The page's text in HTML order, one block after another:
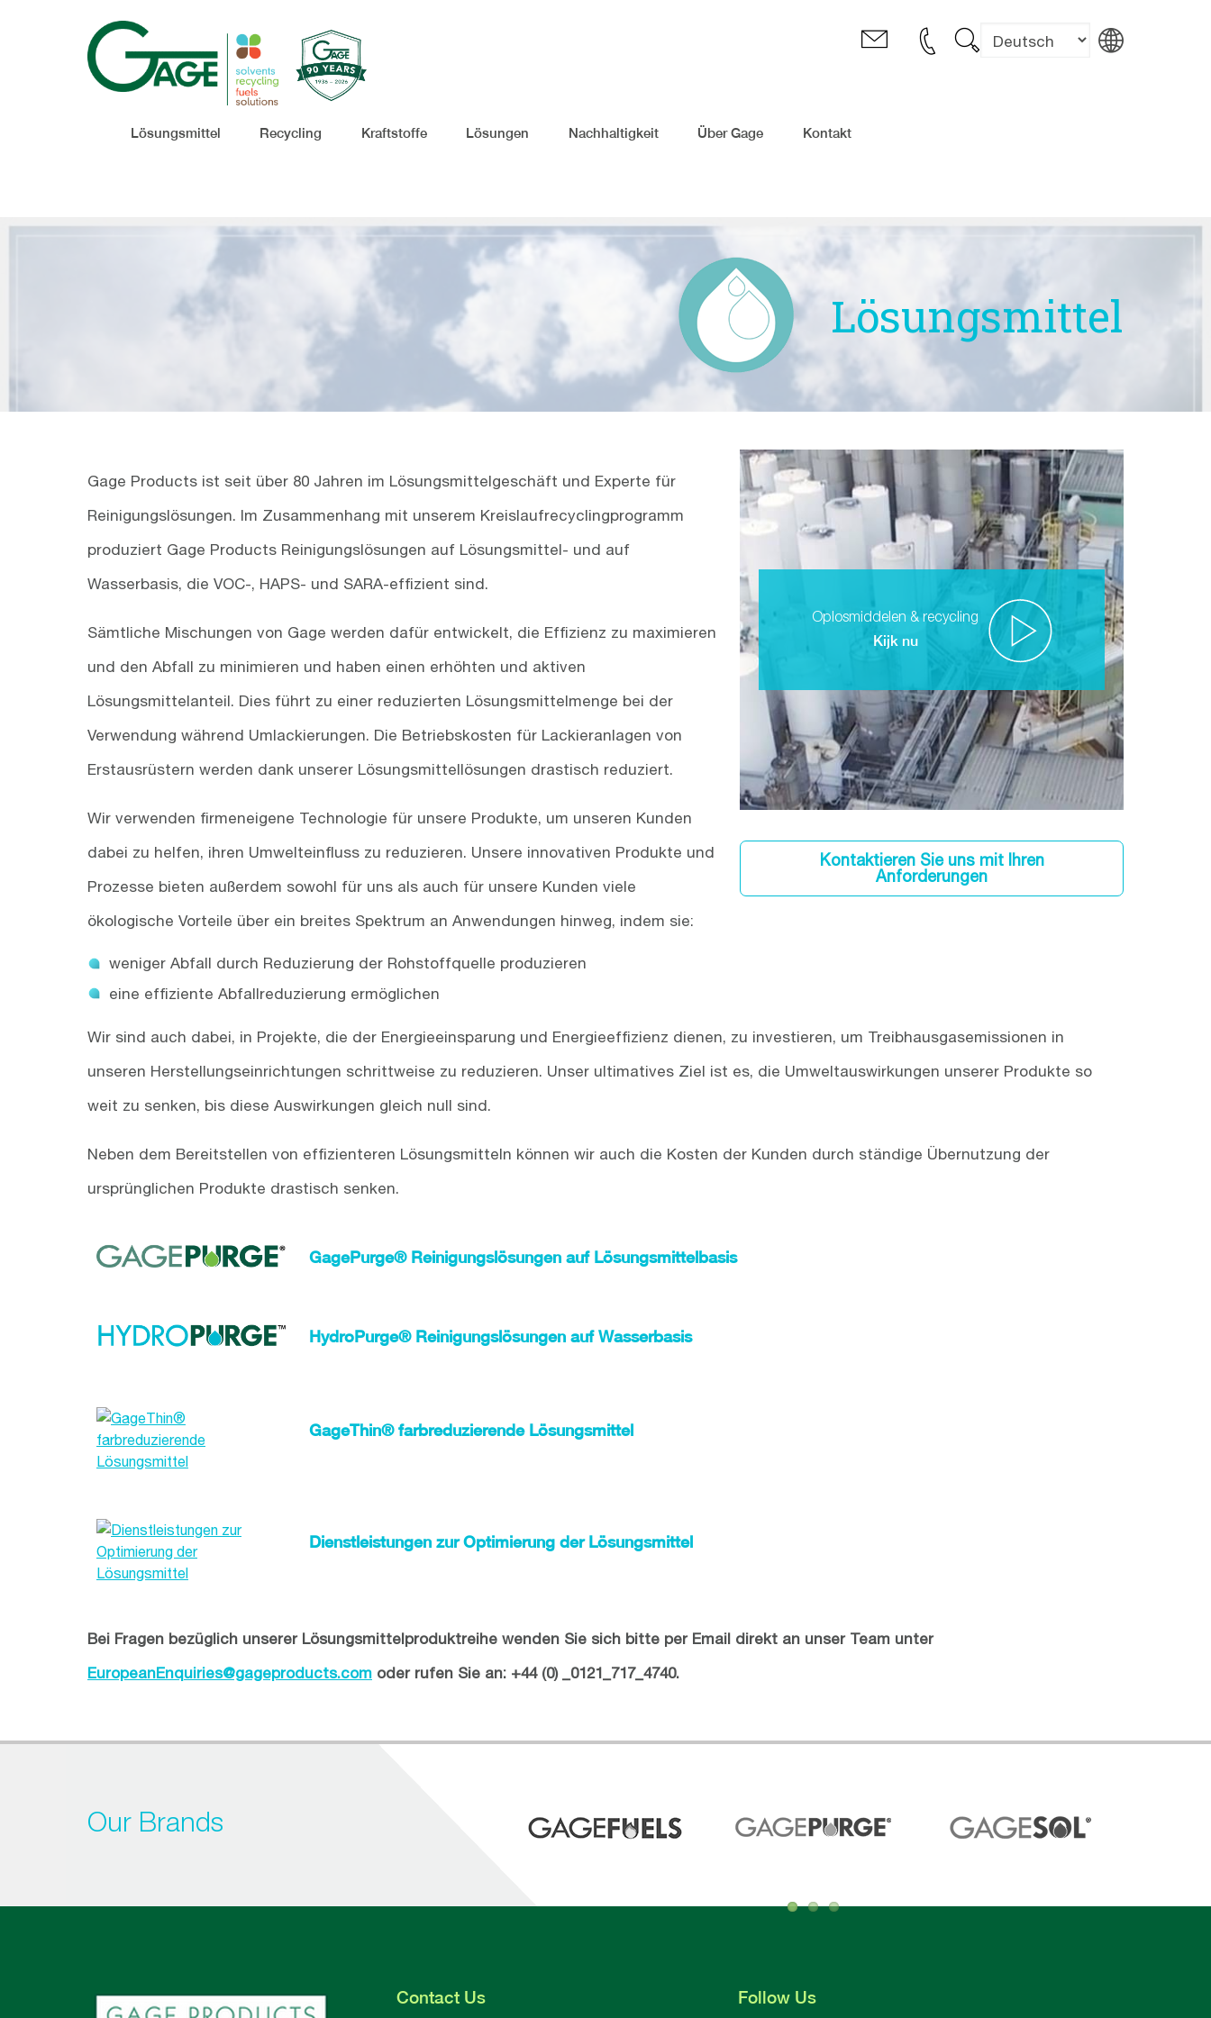
Lösungsmittel Recycling Kraftstoffe Lösungen Nachhaltigkeit Über Gage Kontakt
Lösungsmittel
Oplosmiddelen & recycling
Kijk nu
Kontaktieren Sie uns mit Ihren
Anforderungen
Gage Products ist seit über 80 Jahren im Lösungsmittelgeschäft und Experte für
Reinigungslösungen. Im Zusammenhang mit unserem Kreislaufrecyclingprogramm
produziert Gage Products Reinigungslösungen auf Lösungsmittel- und auf
Wasserbasis, die VOC-, HAPS- und SARA-effizient sind.
Sämtliche Mischungen von Gage werden dafür entwickelt, die Effizienz zu maximieren
und den Abfall zu minimieren und haben einen erhöhten und aktiven
Lösungsmittelanteil. Dies führt zu einer reduzierten Lösungsmittelmenge bei der
Verwendung während Umlackierungen. Die Betriebskosten für Lackieranlagen von
Erstausrüstern werden dank unserer Lösungsmittellösungen drastisch reduziert.
Wir verwenden firmeneigene Technologie für unsere Produkte, um unseren Kunden
dabei zu helfen, ihren Umwelteinfluss zu reduzieren. Unsere innovativen Produkte und
Prozesse bieten außerdem sowohl für uns als auch für unsere Kunden viele
ökologische Vorteile über ein breites Spektrum an Anwendungen hinweg, indem sie:
weniger Abfall durch Reduzierung der Rohstoffquelle produzieren
eine effiziente Abfallreduzierung ermöglichen
Wir sind auch dabei, in Projekte, die der Energieeinsparung und Energieeffizienz dienen, zu investieren, um Treibhausgasemissionen in
unseren Herstellungseinrichtungen schrittweise zu reduzieren. Unser ultimatives Ziel ist es, die Umweltauswirkungen unserer Produkte so
weit zu senken, bis diese Auswirkungen gleich null sind.
Neben dem Bereitstellen von effizienteren Lösungsmitteln können wir auch die Kosten der Kunden durch ständige Übernutzung der
ursprünglichen Produkte drastisch senken.
GagePurge® Reinigungslösungen auf Lösungsmittelbasis
HydroPurge® Reinigungslösungen auf Wasserbasis
GageThin® farbreduzierende Lösungsmittel
Dienstleistungen zur Optimierung der Lösungsmittel
Bei Fragen bezüglich unserer Lösungsmittelproduktreihe wenden Sie sich bitte per Email direkt an unser Team unter
EuropeanEnquiries@gageproducts.com oder rufen Sie an: +44 (0) _0121_717_4740.
Our Brands
Contact Us Follow Us